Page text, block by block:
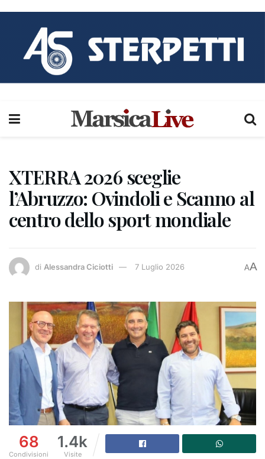
XTERRA 2026 sceglie
l’Abruzzo: Ovindoli e Scanno al
centro dello sport mondiale
di Alessandra Ciciotti 7 Luglio 2026 AA
68
Condivisioni
1.4k
Visite